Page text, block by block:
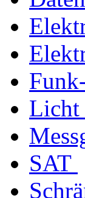
Licht
SAT